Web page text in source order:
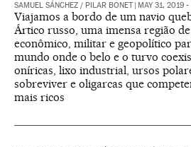
SAMUEL SÁNCHEZ / PILAR BONET MAY 31, 2019 -
Viajamos a bordo de um navio
Ártico russo, uma imensa região
econômico, militar e geopolítico
mundo onde o belo e o turvo
oníricas, lixo industrial, ursos
sobreviver e oligarcas que
mais ricos